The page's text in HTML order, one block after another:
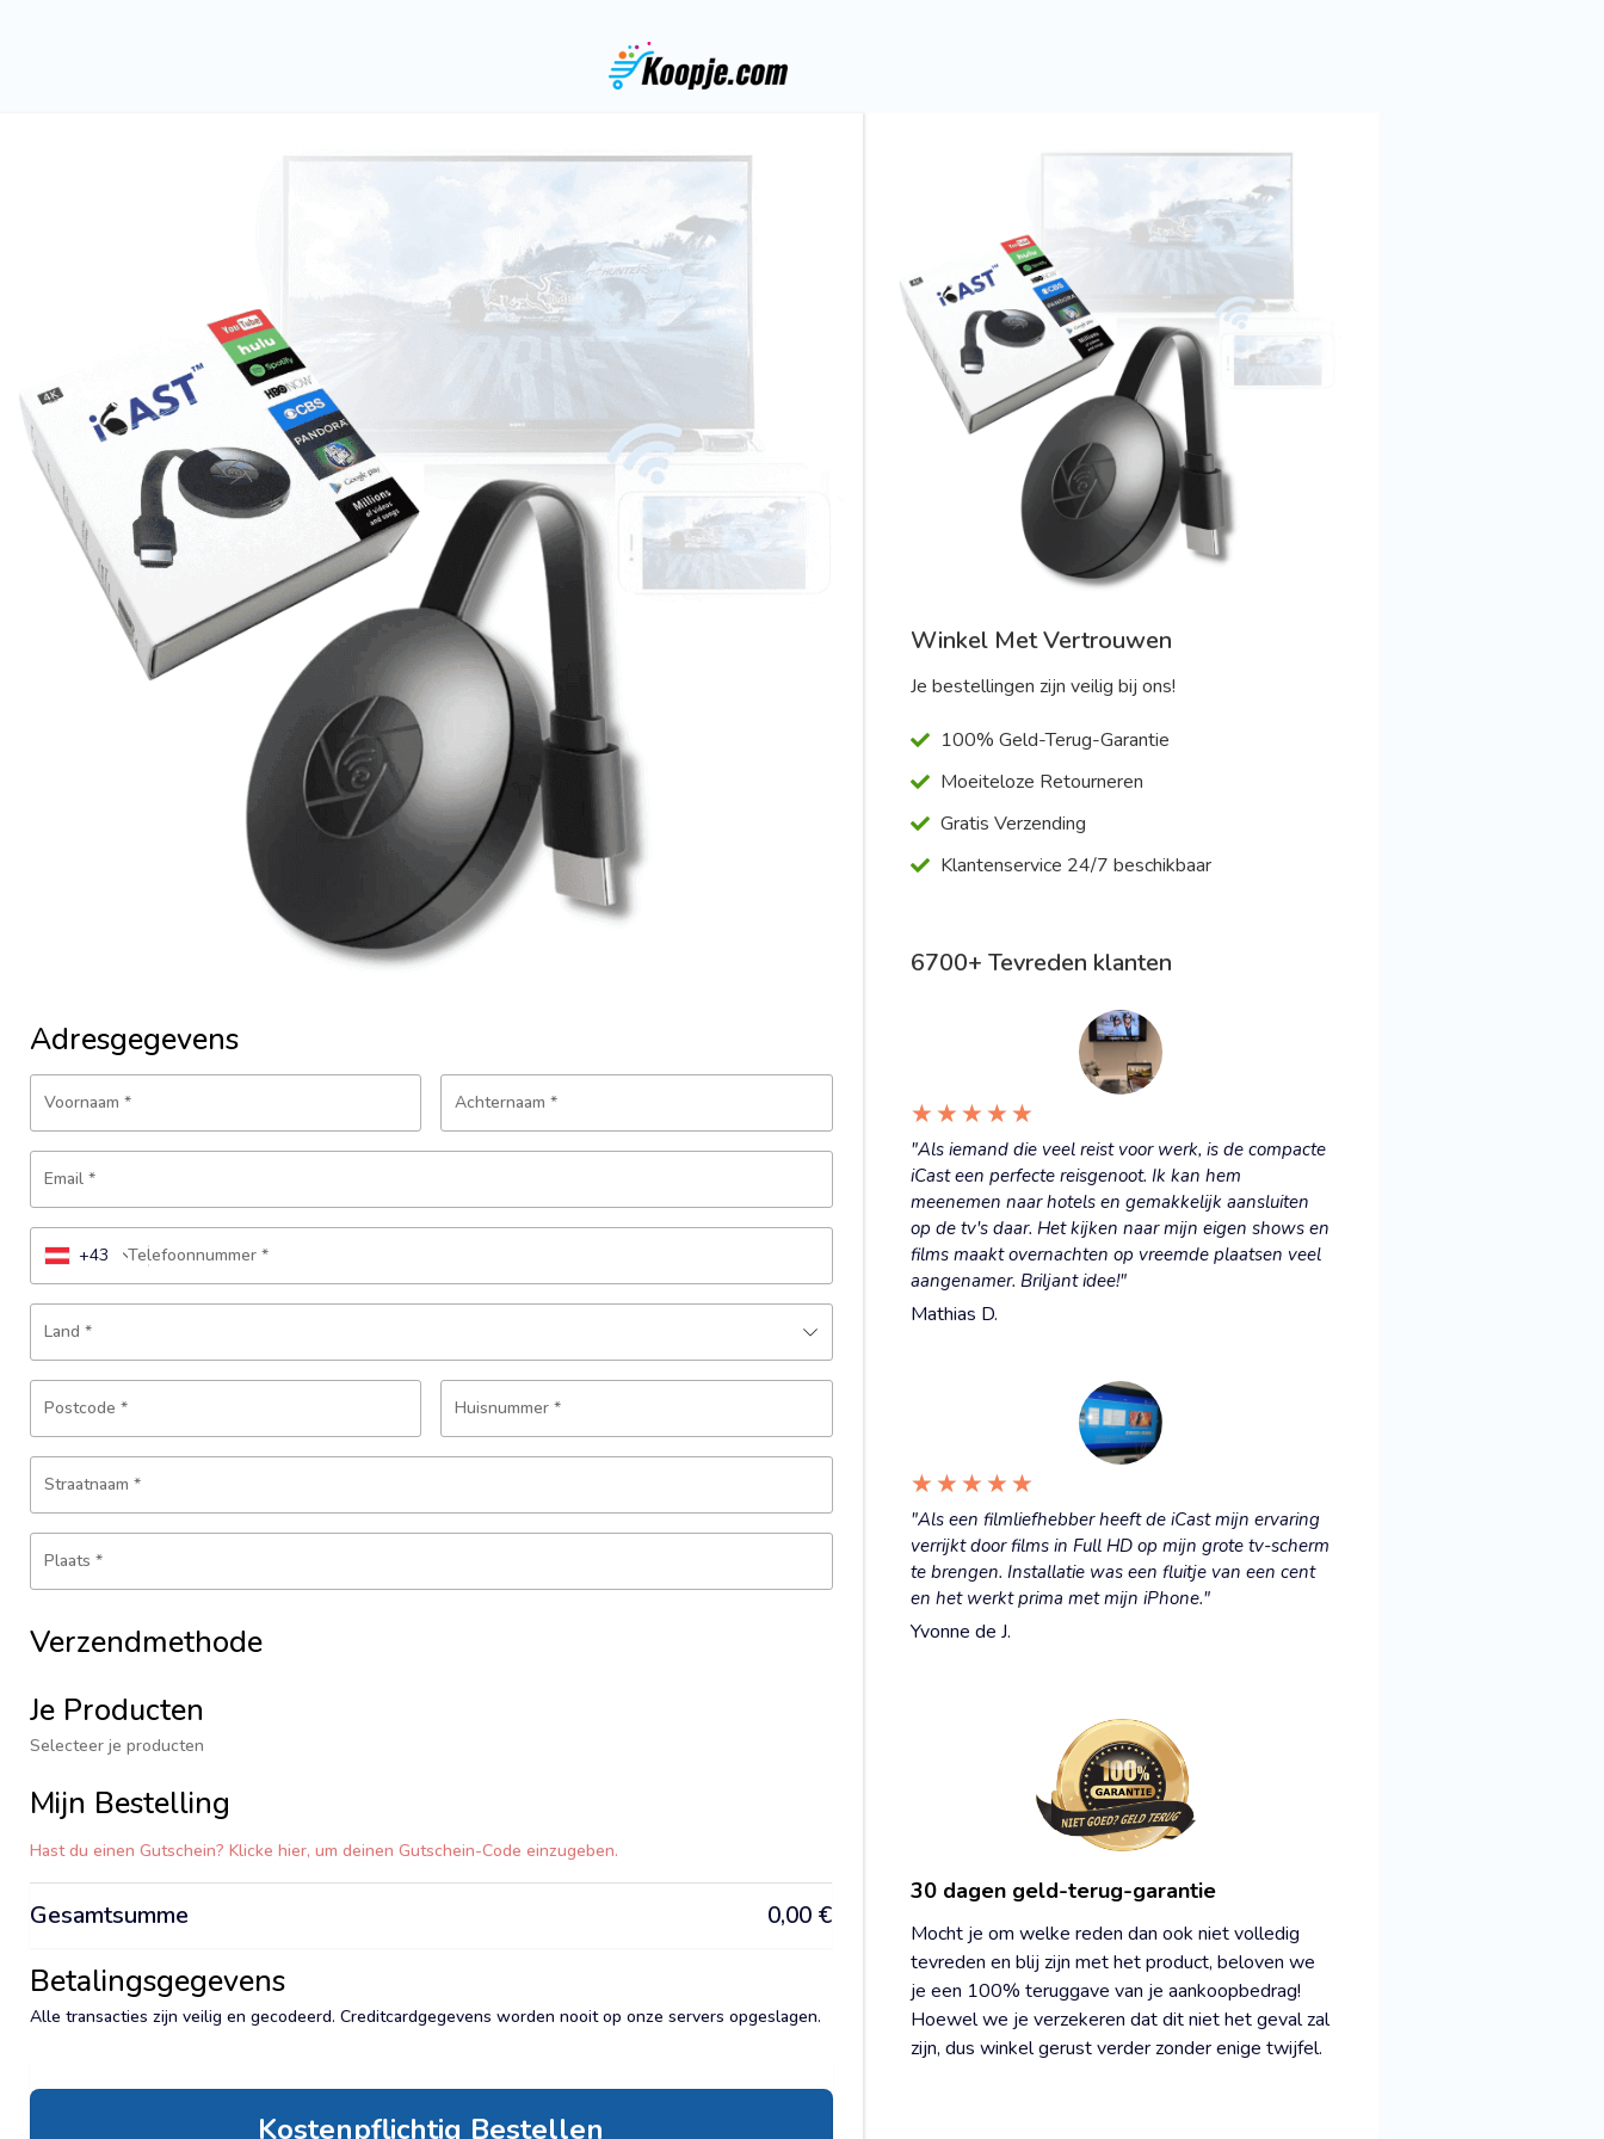
Adresgegevens
Voornaam * Achternaam*
Email *
Telefoonnummer *
+43
Land *
Postcode * Huisnummer*
Straatnaam *
Plaats *
Verzendmethode
Je Producten
Selecteer je producten
Mijn Bestelling
Hast du einen Gutschein? Klicke hier, um deinen Gutschein-Code einzugeben.
Gesamtsumme 0,00 €
Betalingsgegevens
Alle transacties zijn veilig en gecodeerd. Creditcardgegevens worden nooit op onze servers opgeslagen.
Kostenpflichtig Bestellen
Winkel Met Vertrouwen
Je bestellingen zijn veilig bij ons!
100% Geld-Terug-Garantie
Moeiteloze Retourneren
Gratis Verzending
Klantenservice 24/7 beschikbaar
6700+ Tevreden klanten
★ ★ ★ ★ ★
"Als iemand die veel reist voor werk, is de compacte
iCast een perfecte reisgenoot. Ik kan hem
meenemen naar hotels en gemakkelijk aansluiten
op de tv's daar. Het kijken naar mijn eigen shows en
films maakt overnachten op vreemde plaatsen veel
aangenamer. Briljant idee!"
Mathias D.
★ ★ ★ ★ ★
"Als een filmliefhebber heeft de iCast mijn ervaring
verrijkt door films in Full HD op mijn grote tv-scherm
te brengen. Installatie was een fluitje van een cent
en het werkt prima met mijn iPhone."
Yvonne de J.
30 dagen geld-terug-garantie
Mocht je om welke reden dan ook niet volledig
tevreden en blij zijn met het product, beloven we
je een 100% teruggave van je aankoopbedrag!
Hoewel we je verzekeren dat dit niet het geval zal
zijn, dus winkel gerust verder zonder enige twijfel.